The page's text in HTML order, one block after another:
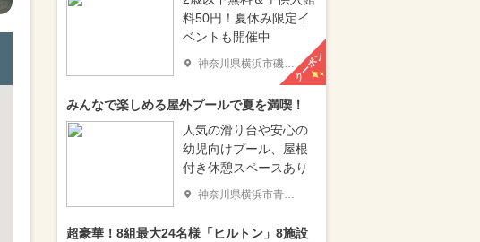
料50円！夏休み限定イ
ベントも開催中
神奈川県横浜市磯子区 クーポン
みんなで楽しめる屋外プールで夏を満喫！
人気の滑り台や安心の
幼児向けプール、屋根
付き休憩スペースあり
神奈川県横浜市青葉区
超豪華！8組最大24名様「ヒルトン」8施設